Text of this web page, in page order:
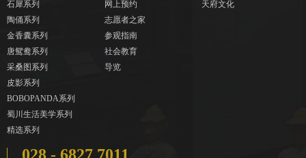
石犀系列
陶俑系列
金香囊系列
唐鸳鸯系列
采桑图系列
皮影系列
BOBOPANDA系列
蜀川生活美学系列
精选系列
网上预约
志愿者之家
参观指南
社会教育
导览
天府文化